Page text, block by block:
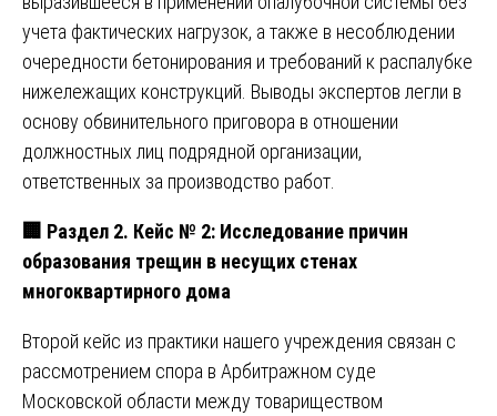
учета фактических нагрузок, а также в несоблюдении
очередности бетонирования и требований к распалубке
нижележащих конструкций. Выводы экспертов легли в
основу обвинительного приговора в отношении
должностных лиц подрядной организации,
ответственных за производство работ.
🏢 Раздел 2. Кейс № 2: Исследование причин
образования трещин в несущих стенах
многоквартирного дома
Второй кейс из практики нашего учреждения связан с
рассмотрением спора в Арбитражном суде
Московской области между товариществом